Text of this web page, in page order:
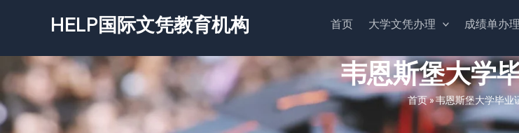
容
HELP国际文凭教育机构 首页 大学文凭办理 成绩单办理
韦恩斯堡大学
首页»韦恩斯堡大学毕业